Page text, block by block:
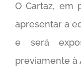
O Cartaz, em
apresentar a
e será
previamente à